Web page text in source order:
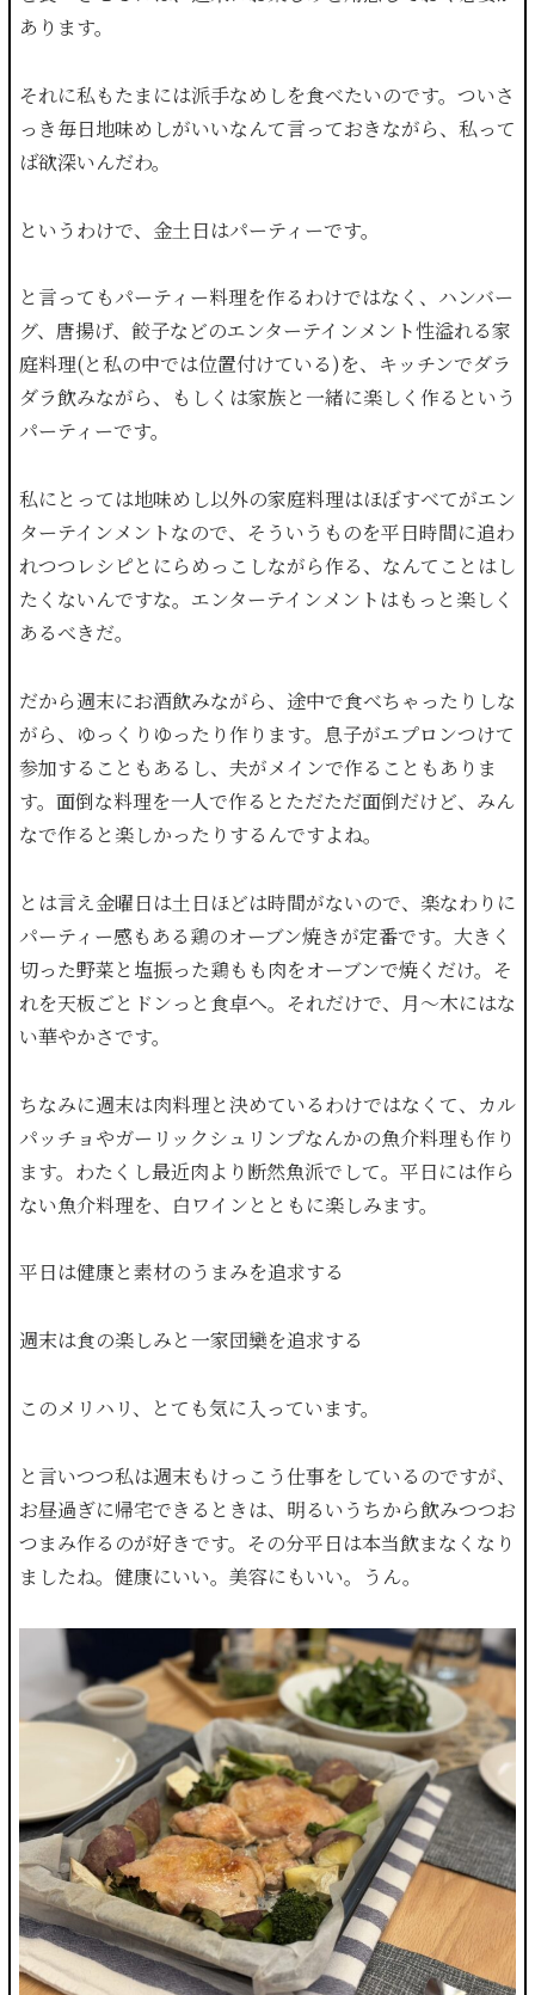
あります。
それに私もたまには派手なめしを食べたいのです。ついさ
っき毎日地味めしがいいなんて言っておきながら、私って
ば欲深いんだわ。
というわけで、金土日はパーティーです。
と言ってもパーティー料理を作るわけではなく、ハンバー
グ、唐揚げ、餃子などのエンターテインメント性溢れる家
庭料理(と私の中では位置付けている)を、キッチンでダラ
ダラ飲みながら、もしくは家族と一緒に楽しく作るという
パーティーです。
私にとっては地味めし以外の家庭料理はほぼすべてがエン
ターテインメントなので、そういうものを平日時間に追わ
れつつレシピとにらめっこしながら作る、なんてことはし
たくないんですな。エンターテインメントはもっと楽しく
あるべきだ。
だから週末にお酒飲みながら、途中で食べちゃったりしな
がら、ゆっくりゆったり作ります。息子がエプロンつけて
参加することもあるし、夫がメインで作ることもありま
す。面倒な料理を一人で作るとただただ面倒だけど、みん
なで作ると楽しかったりするんですよね。
とは言え金曜日は土日ほどは時間がないので、楽なわりに
パーティー感もある鶏のオーブン焼きが定番です。大きく
切った野菜と塩振った鶏もも肉をオーブンで焼くだけ。そ
れを天板ごとドンっと食卓へ。それだけで、月〜木にはな
い華やかさです。
ちなみに週末は肉料理と決めているわけではなくて、カル
パッチョやガーリックシュリンプなんかの魚介料理も作り
ます。わたくし最近肉より断然魚派でして。平日には作ら
ない魚介料理を、白ワインとともに楽しみます。
平日は健康と素材のうまみを追求する
週末は食の楽しみと一家団欒を追求する
このメリハリ、とても気に入っています。
と言いつつ私は週末もけっこう仕事をしているのですが、
お昼過ぎに帰宅できるときは、明るいうちから飲みつつお
つまみ作るのが好きです。その分平日は本当飲まなくなり
ましたね。健康にいい。美容にもいい。うん。